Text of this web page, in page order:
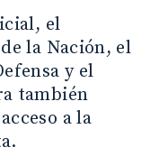
el
la Nación, el
y el
también
a la